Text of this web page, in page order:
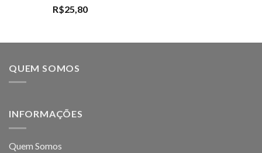
R$25,80
QUEM SOMOS
INFORMAÇÕES
Quem Somos